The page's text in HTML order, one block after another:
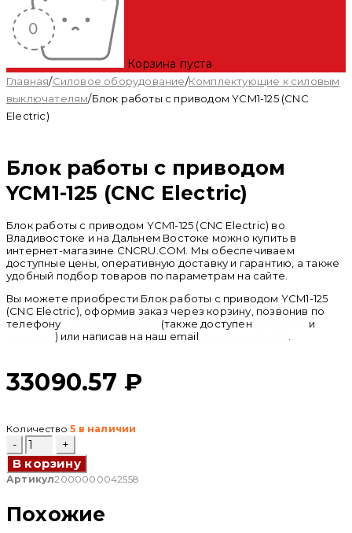
Корзина пуста
Главная/Силовое оборудование/Комплектующие к силовым
выключателям/Блок работы с приводом YCM1-125 (CNC
Electric)
Блок работы с приводом
YCM1-125 (CNC Electric)
Блок работы с приводом YCM1-125 (CNC Electric) во
Владивостоке и на Дальнем Востоке можно купить в
интернет-магазине CNCRU.COM. Мы обеспечиваем
доступные цены, оперативную доставку и гарантию, а также
удобный подбор товаров по параметрам на сайте.
Вы можете приобрести Блок работы с приводом YCM1-125
(CNC Electric), оформив заказ через корзину, позвонив по
телефону
(также доступен
и
) или написав на наш email
33090.57 ₽
Количество 5 в наличии
Количество
товара
Блок
работы
YCM1-
В корзину
Артикул2000000042558
Похожие